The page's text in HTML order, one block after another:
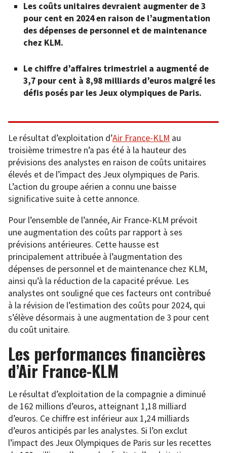
Les coûts unitaires devraient augmenter de 3
pour cent en 2024 en raison de l’augmentation
des dépenses de personnel et de maintenance
chez KLM.
Le chiffre d’affaires trimestriel a augmenté de
3,7 pour cent à 8,98 milliards d’euros malgré les
défis posés par les Jeux olympiques de Paris.
Le résultat d’exploitation d’Air France-KLM au
troisième trimestre n’a pas été à la hauteur des
prévisions des analystes en raison de coûts unitaires
élevés et de l’impact des Jeux olympiques de Paris.
L’action du groupe aérien a connu une baisse
significative suite à cette annonce.
Pour l’ensemble de l’année, Air France-KLM prévoit
une augmentation des coûts par rapport à ses
prévisions antérieures. Cette hausse est
principalement attribuée à l’augmentation des
dépenses de personnel et de maintenance chez KLM,
ainsi qu’à la réduction de la capacité prévue. Les
analystes ont souligné que ces facteurs ont contribué
à la révision de l’estimation des coûts pour 2024, qui
s’élève désormais à une augmentation de 3 pour cent
du coût unitaire.
Les performances financières
d’Air France-KLM
Le résultat d’exploitation de la compagnie a diminué
de 162 millions d’euros, atteignant 1,18 milliard
d’euros. Ce chiffre est inférieur aux 1,24 milliards
d’euros anticipés par les analystes. Si l’on exclut
l’impact des Jeux Olympiques de Paris sur les recettes